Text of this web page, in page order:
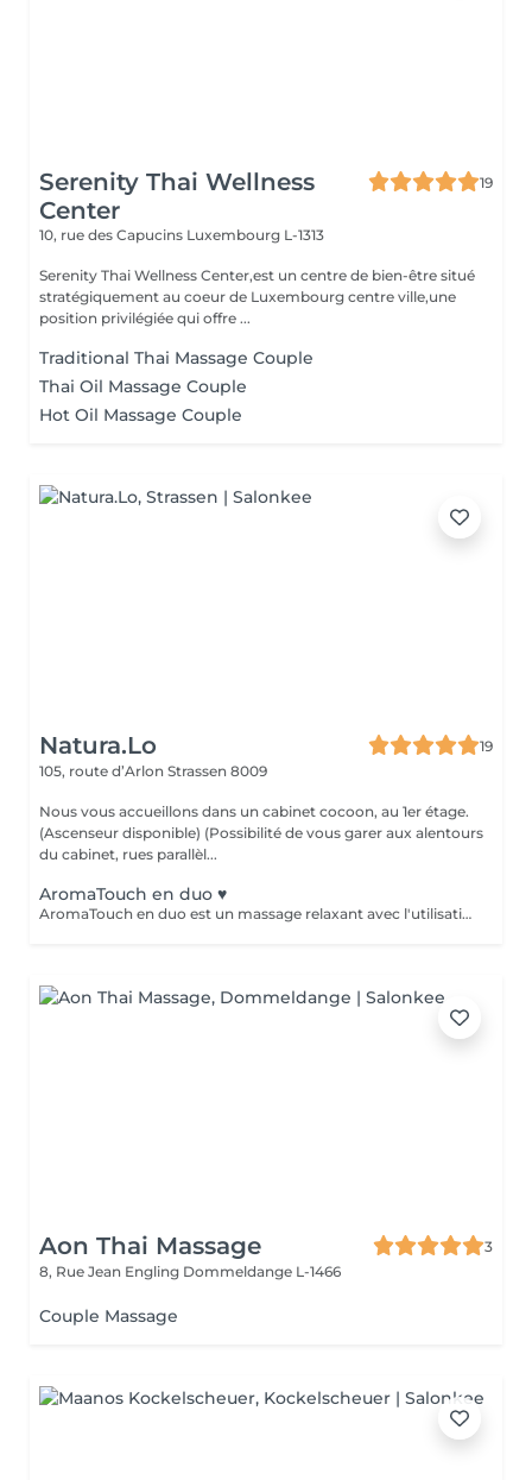
Serenity Thai Wellness
Center
19
10, rue des Capucins Luxembourg L-1313
Serenity Thai Wellness Center,est un centre de bien-être situé
stratégiquement au coeur de Luxembourg centre ville,une
position privilégiée qui offre ...
Traditional Thai Massage Couple
Thai Oil Massage Couple
Hot Oil Massage Couple
Natura.Lo
19
105, route d’Arlon Strassen 8009
Nous vous accueillons dans un cabinet cocoon, au 1er étage.
(Ascenseur disponible) (Possibilité de vous garer aux alentours
du cabinet, rues parallèl...
AromaTouch en duo ♥️
AromaTouch en duo est un massage relaxant avec l'utilisation des huiles essentielles DOTERRA
Aon Thai Massage
3
8, Rue Jean Engling Dommeldange L-1466
Couple Massage